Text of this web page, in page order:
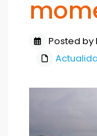
Posted by